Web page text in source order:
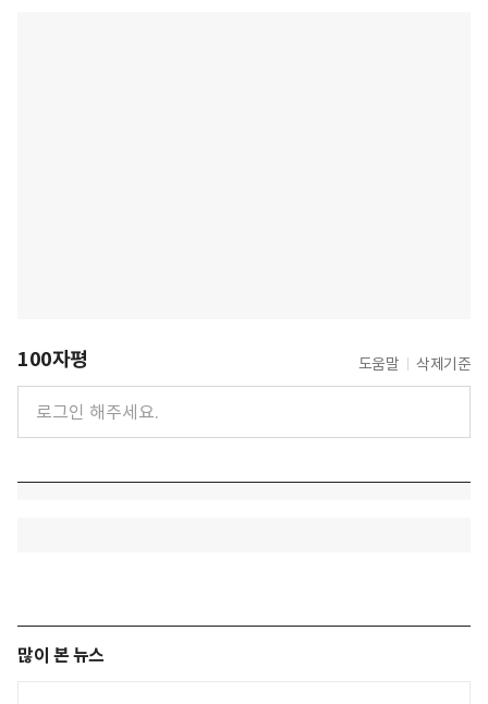
100자평 도움말 삭제기준
많이 본 뉴스